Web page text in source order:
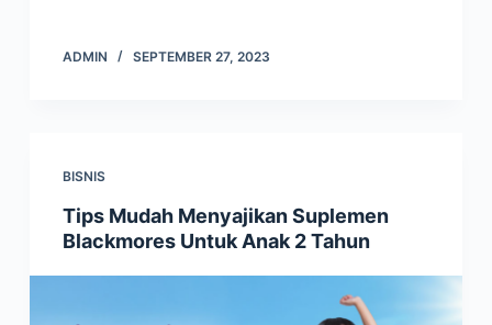
ADMIN SEPTEMBER 27, 2023
BISNIS
Tips Mudah Menyajikan Suplemen
Blackmores Untuk Anak 2 Tahun